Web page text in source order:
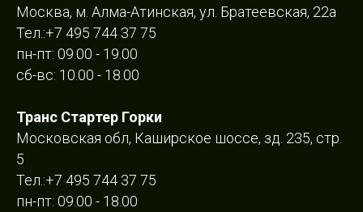
Москва, м. Алма-Атинская, ул. Братеевская, 22а
Тел.:+7 495 744 37 75
пн-пт: 09.00 - 19.00
сб-вс: 10.00 - 18.00
Транс Стартер Горки
Московская обл, Каширское шоссе, зд. 235, стр.
5
Тел.:+7 495 744 37 75
пн-пт: 09.00 - 18.00